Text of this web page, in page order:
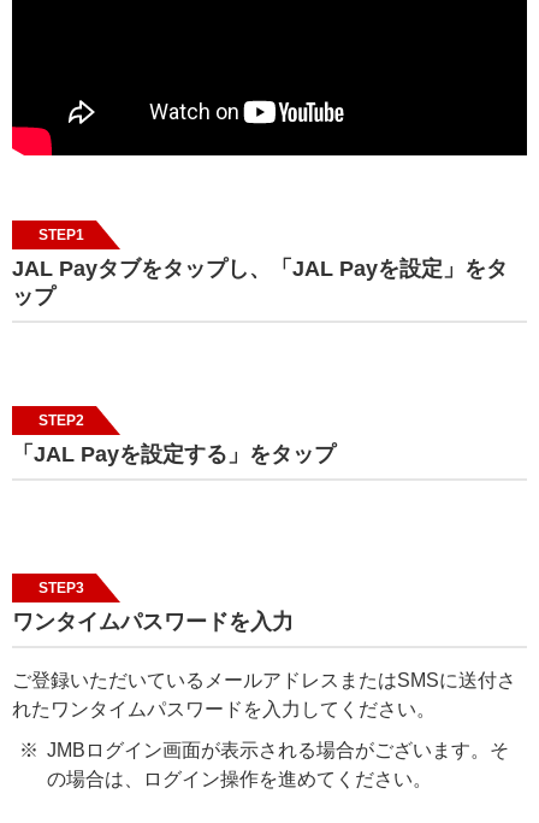
STEP1
JAL Payタブをタップし、「JAL Payを設定」をタ
ップ
STEP2
「JAL Payを設定する」をタップ
STEP3
ワンタイムパスワードを入力
ご登録いただいているメールアドレスまたはSMSに送付さ
れたワンタイムパスワードを入力してください。
JMBログイン画面が表示される場合がございます。そ
の場合は、ログイン操作を進めてください。